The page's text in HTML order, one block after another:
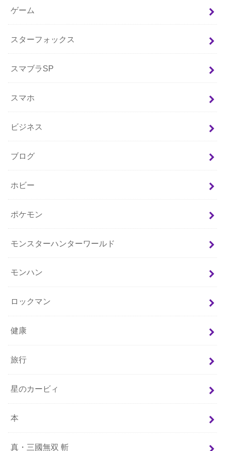
ゲーム
スターフォックス
スマブラSP
スマホ
ビジネス
ブログ
ホビー
ポケモン
モンスターハンターワールド
モンハン
ロックマン
健康
旅行
星のカービィ
本
真・三國無双 斬